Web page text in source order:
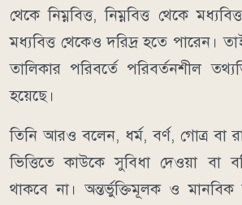
থেকে নিম্নবিত্ত, নিম্নবিত্ত থেকে
মধ্যবিত্ত থেকেও দরিদ্র হতে পারেন।
তালিকার পরিবর্তে পরিবর্তনশীল
হয়েছে।
তিনি আরও বলেন, ধর্ম, বর্ণ, গোত্র বা
ভিত্তিতে কাউকে সুবিধা দেওয়া বা
থাকবে না। অন্তর্ভুক্তিমূলক ও মানবিক